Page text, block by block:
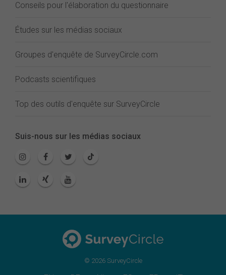
Conseils pour l'élaboration du questionnaire
Études sur les médias sociaux
Groupes d'enquête de SurveyCircle.com
Podcasts scientifiques
Top des outils d'enquête sur SurveyCircle
Suis-nous sur les médias sociaux
© 2026 SurveyCircle